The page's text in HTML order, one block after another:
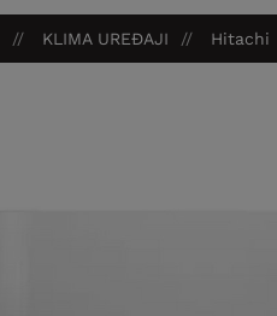
KLIMA UREĐAJI Hitachi